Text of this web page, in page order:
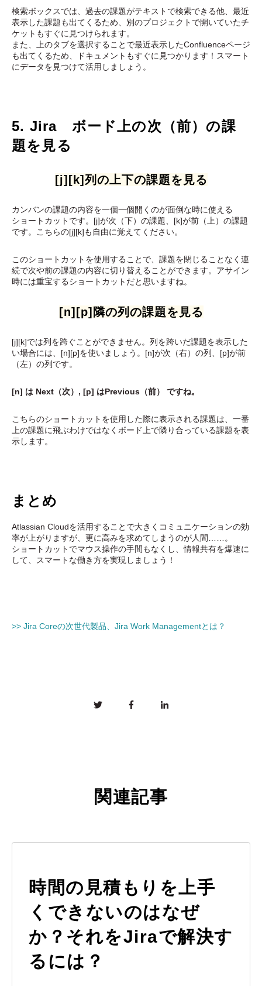
検索ボックスでは、過去の課題がテキストで検索できる他、最近
表示した課題も出てくるため、別のプロジェクトで開いていたチ
ケットもすぐに見つけられます。
また、上のタブを選択することで最近表示したConfluenceページ
も出てくるため、ドキュメントもすぐに見つかります！スマート
にデータを見つけて活用しましょう。
5. Jira ボード上の次（前）の課
題を見る
[j][k]列の上下の課題を見る
カンバンの課題の内容を一個一個開くのが面倒な時に使える
ショートカットです。[j]が次（下）の課題、[k]が前（上）の課題
です。こちらの[j][k]も自由に覚えてください。
このショートカットを使用することで、課題を閉じることなく連
続で次や前の課題の内容に切り替えることができます。アサイン
時には重宝するショートカットだと思いますね。
[n][p]隣の列の課題を見る
[j][k]では列を跨ぐことができません。列を跨いだ課題を表示した
い場合には、[n][p]を使いましょう。[n]が次（右）の列、[p]が前
（左）の列です。
[n] は Next（次）, [p] はPrevious（前） ですね。
こちらのショートカットを使用した際に表示される課題は、一番
上の課題に飛ぶわけではなくボード上で隣り合っている課題を表
示します。
まとめ
Atlassian Cloudを活用することで大きくコミュニケーションの効
率が上がりますが、更に高みを求めてしまうのが人間……。
ショートカットでマウス操作の手間もなくし、情報共有を爆速に
して、スマートな働き方を実現しましょう！
>> Jira Coreの次世代製品、Jira Work Managementとは？
関連記事
時間の見積もりを上手
くできないのはなぜ
か？それをJiraで解決す
るには？